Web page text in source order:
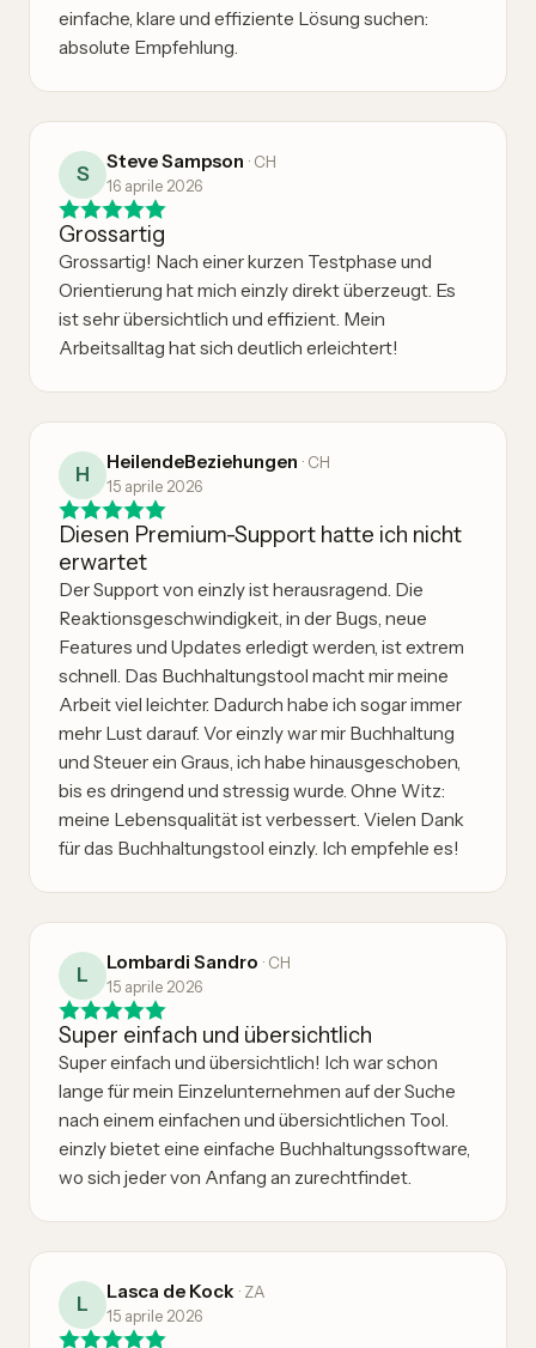
einfache, klare und effiziente Lösung suchen:
absolute Empfehlung.
S
Steve Sampson · CH
16 aprile 2026
Grossartig
Grossartig! Nach einer kurzen Testphase und
Orientierung hat mich einzly direkt überzeugt. Es
ist sehr übersichtlich und effizient. Mein
Arbeitsalltag hat sich deutlich erleichtert!
H
HeilendeBeziehungen · CH
15 aprile 2026
Diesen Premium-Support hatte ich nicht
erwartet
Der Support von einzly ist herausragend. Die
Reaktionsgeschwindigkeit, in der Bugs, neue
Features und Updates erledigt werden, ist extrem
schnell. Das Buchhaltungstool macht mir meine
Arbeit viel leichter. Dadurch habe ich sogar immer
mehr Lust darauf. Vor einzly war mir Buchhaltung
und Steuer ein Graus, ich habe hinausgeschoben,
bis es dringend und stressig wurde. Ohne Witz:
meine Lebensqualität ist verbessert. Vielen Dank
für das Buchhaltungstool einzly. Ich empfehle es!
L
Lombardi Sandro · CH
15 aprile 2026
Super einfach und übersichtlich
Super einfach und übersichtlich! Ich war schon
lange für mein Einzelunternehmen auf der Suche
nach einem einfachen und übersichtlichen Tool.
einzly bietet eine einfache Buchhaltungssoftware,
wo sich jeder von Anfang an zurechtfindet.
L
Lasca de Kock · ZA
15 aprile 2026